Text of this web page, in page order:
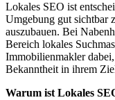
Lokales SEO ist
Umgebung gut sichtbar
auszubauen. Bei
Bereich lokales
Immobilienmakler
Bekanntheit in ihrem
Warum ist Lokales